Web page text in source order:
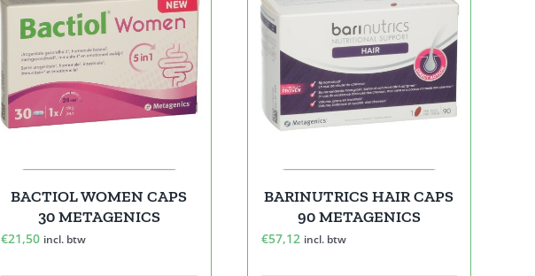
BACTIOL WOMEN CAPS
30 METAGENICS
€21,50 incl. btw
BARINUTRICS HAIR CAPS
90 METAGENICS
€57,12 incl. btw